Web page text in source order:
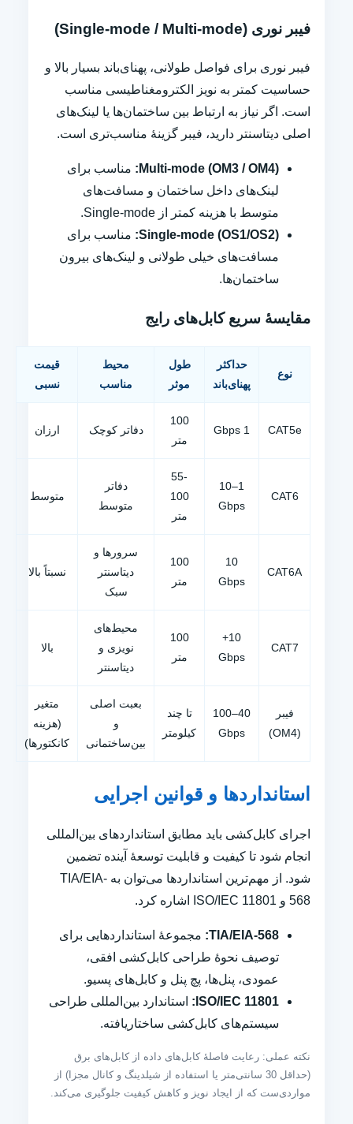
فیبر نوری (Single-mode / Multi-mode)
فیبر نوری برای فواصل طولانی، پهنای‌باند بسیار بالا و
حساسیت کمتر به نویز الکترومغناطیسی مناسب
است. اگر نیاز به ارتباط بین ساختمان‌ها یا لینک‌های
اصلی دیتاسنتر دارید، فیبر گزینهٔ مناسب‌تری است.
Multi-mode (OM3 / OM4):
مناسب برای
لینک‌های داخل ساختمان و مسافت‌های
متوسط با هزینه کمتر از Single-mode.
Single-mode (OS1/OS2): مناسب برای
مسافت‌های خیلی طولانی و لینک‌های بیرون
ساختمان‌ها.
مقایسهٔ سریع کابل‌های رایج
نوع
حداکثر
پهنای‌باند
طول
موثر
محیط
مناسب
قیمت
نسبی
CAT5e
1 Gbps
100
متر
دفاتر کوچک ارزان
CAT6
1–10
Gbps
55-
100
متر
دفاتر
متوسط
متوسط
CAT6A
10
Gbps
100
متر
سرورها و
دیتاسنتر
سبک
نسبتاً بالا
CAT7
10+
Gbps
100
متر
محیط‌های
نویزی و
دیتاسنتر
بالا
فیبر
(OM4)
40–100
Gbps
تا چند
کیلومتر
بعبت اصلی
و
بین‌ساختمانی
متغیر
(هزینه
کانکتورها)
استانداردها و قوانین اجرایی
اجرای کابل‌کشی باید مطابق استانداردهای بین‌المللی
انجام شود تا کیفیت و قابلیت توسعهٔ آینده تضمین
شود. از مهم‌ترین استانداردها می‌توان به TIA/EIA-
568 و ISO/IEC 11801 اشاره کرد.
TIA/EIA-568: مجموعهٔ استانداردهایی برای
توصیف نحوهٔ طراحی کابل‌کشی افقی،
عمودی، پنل‌ها، پچ پنل و کابل‌های پسیو.
ISO/IEC 11801:
استاندارد بین‌المللی طراحی
سیستم‌های کابل‌کشی ساختاریافته.
نکته عملی: رعایت فاصلهٔ کابل‌های داده از کابل‌های برق
(حداقل 30 سانتی‌متر یا استفاده از شیلدینگ و کانال مجزا) از
مواردی‌ست که از ایجاد نویز و کاهش کیفیت جلوگیری می‌کند.